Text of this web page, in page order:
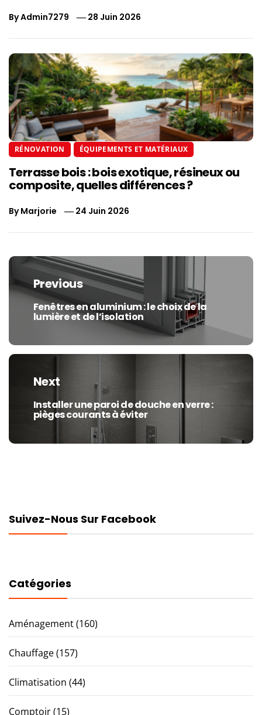
ByAdmin7279 28 Juin 2026
RÉNOVATION ÉQUIPEMENTS ET MATÉRIAUX
Terrasse bois : bois exotique, résineux ou
composite, quelles différences ?
ByMarjorie 24 Juin 2026
Navigation
de
l’article
Previous
Previous
post:
Fenêtres en aluminium : le choix de la
lumière et de l’isolation
Next
Next
post:
Installer une paroi de douche en verre :
pièges courants à éviter
Suivez-Nous Sur Facebook
Catégories
Aménagement(160)
Chauffage(157)
Climatisation (44)
Comptoir(15)